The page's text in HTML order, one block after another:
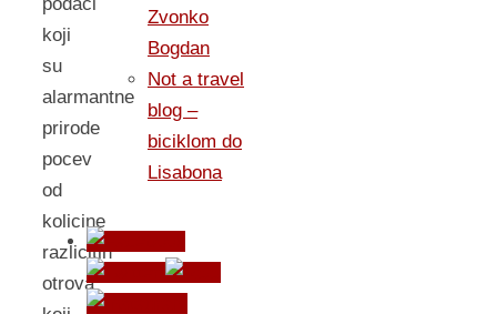
koji
su
alarmantne
prirode
pocev
od
kolicine
razlicitih
otrova
Zvonko
Bogdan
Not a travel
blog –
biciklom do
Lisabona